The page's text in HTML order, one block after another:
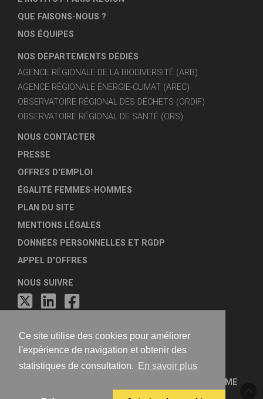
Ce site utilise des cookies pour améliorer
l'expérience de navigation et obtenir des
statistiques de consultation.
En savoir plus
QUE FAISONS-NOUS ?
NOS ÉQUIPES
NOS DÉPARTEMENTS DÉDIÉS
AGENCE RÉGIONALE DE LA BIODIVERSITÉ (ARB)
AGENCE RÉGIONALE ÉNERGIE-CLIMAT (AREC)
OBSERVATOIRE RÉGIONAL DES DÉCHETS (ORDIF)
OBSERVATOIRE RÉGIONAL DE SANTÉ (ORS)
NOUS CONTACTER
PRESSE
OFFRES D'EMPLOI
ÉGALITÉ FEMMES-HOMMES
PLAN DU SITE
MENTIONS LÉGALES
DONNÉES PERSONNELLES ET RGDP
APPEL D'OFFRES
NOUS SUIVRE
FÉDÉRATION NATIONALE DES AGENCES D'URBANISME